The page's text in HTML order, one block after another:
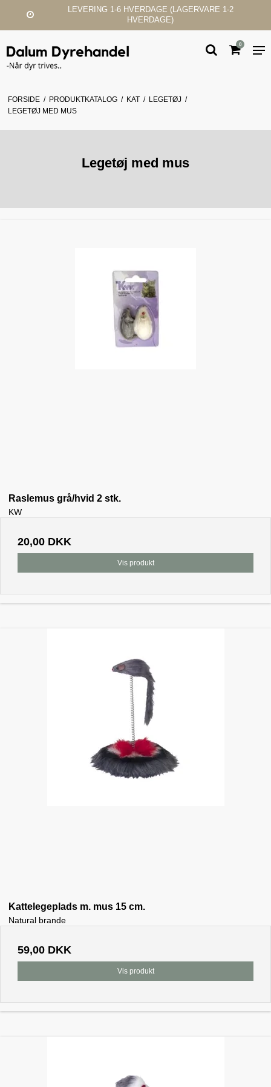
LEVERING 1-6 HVERDAGE (LAGERVARE 1-2
HVERDAGE)
0
FORSIDE / PRODUKTKATALOG / KAT / LEGETØJ /
LEGETØJ MED MUS
Legetøj med mus
Raslemus grå/hvid 2 stk.
KW
20,00 DKK
Vis produkt
Kattelegeplads m. mus 15 cm.
Natural brande
59,00 DKK
Vis produkt